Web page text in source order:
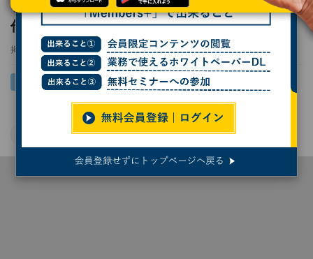
ソフトバンクが「Agent Firewall(仮称)」試
作 AIエージェント同士を安全に連携
掲載日 2025/07/24 13:05
ソフトバンク AIエージェント